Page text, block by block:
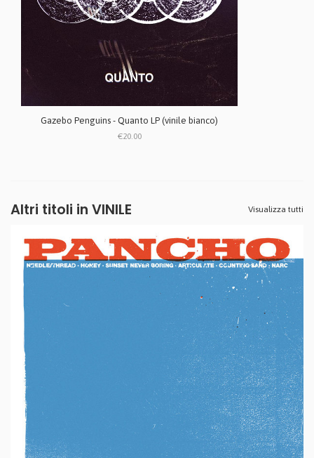
Gazebo Penguins - Quanto LP (vinile bianco)
€20.00
Altri titoli in VINILE Visualizza tutti